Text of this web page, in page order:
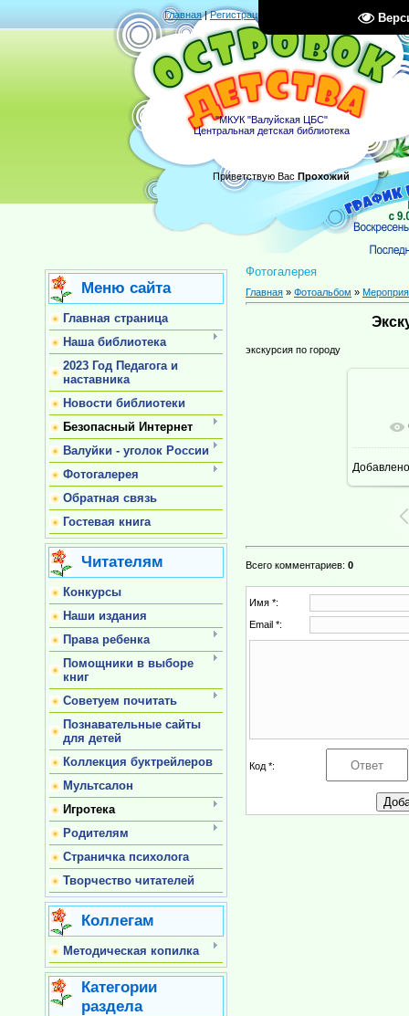
Главная|Регистрация
"МКУК "Валуйская ЦБС"
Центральная детская библиотека
Приветствую Вас Прохожий
Меню сайта
Главная страница
Наша библиотека
2023 Год Педагога и
наставника
Новости библиотеки
Безопасный Интернет
Валуйки - уголок России
Фотогалерея
Обратная связь
Гостевая книга
Читателям
Конкурсы
Наши издания
Права ребенка
Помощники в выборе
книг
Советуем почитать
Познавательные сайты
для детей
Коллекция буктрейлеров
Мультсалон
Игротека
Родителям
Страничка психолога
Творчество читателей
Коллегам
Методическая копилка
Категории
раздела
Фотогалерея
Главная » Фотоальбом »
экскурсия по городу
В
Добавлено
Всего комментариев: 0
Имя *:
Email *:
Код *: